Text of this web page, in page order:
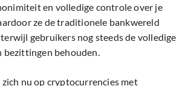
en volledige controle over je
ze de traditionele bankwereld
gebruikers nog steeds de volledige
bezittingen behouden.
nu op cryptocurrencies met